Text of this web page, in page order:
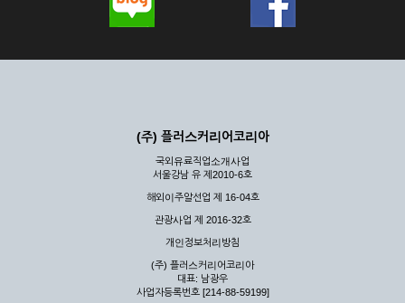
제3장 권리 및 의무
공할 수 있도록 최선의 노력을 다하여야 합니다.
게 누설, 배포하여서는 안됩니다. 다만, 관계법령에 의하여 국가
기관 등의 합법적인 요구가 있는 경우에는 해당 되지 않습니다.
③ 회사는 이용자로부터 제기되는 의견이나 불만이 정당하다고
인정할 경우에는 즉시 처리하여야 하며, 즉시 처리가 곤란한 경
우 그 처리를 위해 노력해야 합니다.
제7조 (회원의 의무)
① 회원은 ID와 비밀 번호에 관한 모든 관리의 책임이 있으며
(주) 플러스커리어코리아
국외유료직업소개사업
서울강남 유 제2010-6호
해외이주알선업 제 16-04호
관광사업 제 2016-32호
개인정보처리방침
(주) 플러스커리어코리아
대표: 남광우
사업자등록번호 [214-88-59199]